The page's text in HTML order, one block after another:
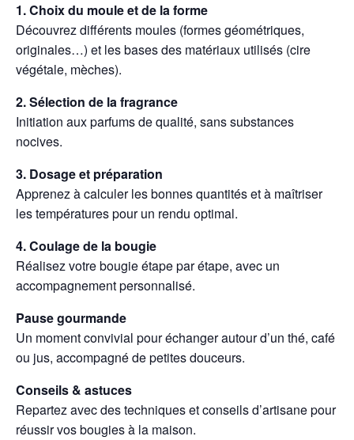
1. Choix du moule et de la forme
Découvrez différents moules (formes géométriques,
originales…) et les bases des matériaux utilisés (cire
végétale, mèches).
2.Sélection de la fragrance
Initiation aux parfums de qualité, sans substances
nocives.
3. Dosage et préparation
Apprenez à calculer les bonnes quantités et à maîtriser
les températures pour un rendu optimal.
4.Coulage de la bougie
Réalisez votre bougie étape par étape, avec un
accompagnement personnalisé.
Pause gourmande
Un moment convivial pour échanger autour d’un thé, café
ou jus, accompagné de petites douceurs.
Conseils & astuces
Repartez avec des techniques et conseils d’artisane pour
réussir vos bougies à la maison.